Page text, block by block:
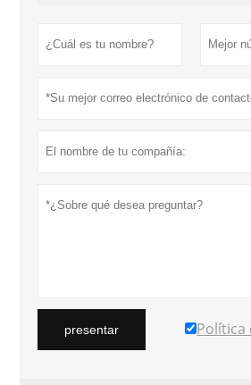
presentar Política